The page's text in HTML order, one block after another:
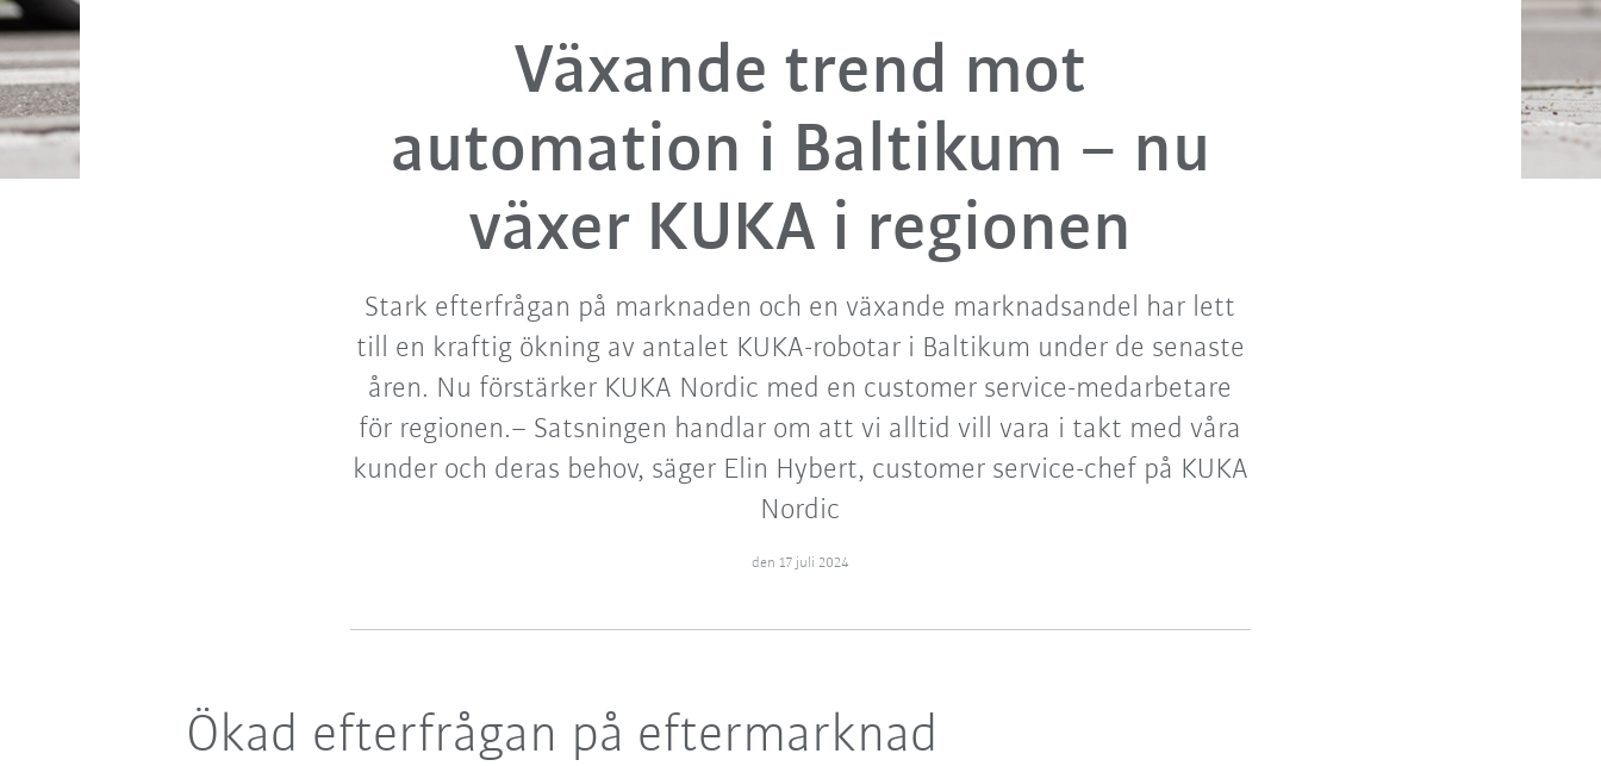
Växande trend mot
automation i Baltikum – nu
växer KUKA i regionen
Stark efterfrågan på marknaden och en växande marknadsandel har lett
till en kraftig ökning av antalet KUKA-robotar i Baltikum under de senaste
åren. Nu förstärker KUKA Nordic med en customer service-medarbetare
för regionen.– Satsningen handlar om att vi alltid vill vara i takt med våra
kunder och deras behov, säger Elin Hybert, customer service-chef på KUKA
Nordic
den 17 juli 2024
Ökad efterfrågan på eftermarknad